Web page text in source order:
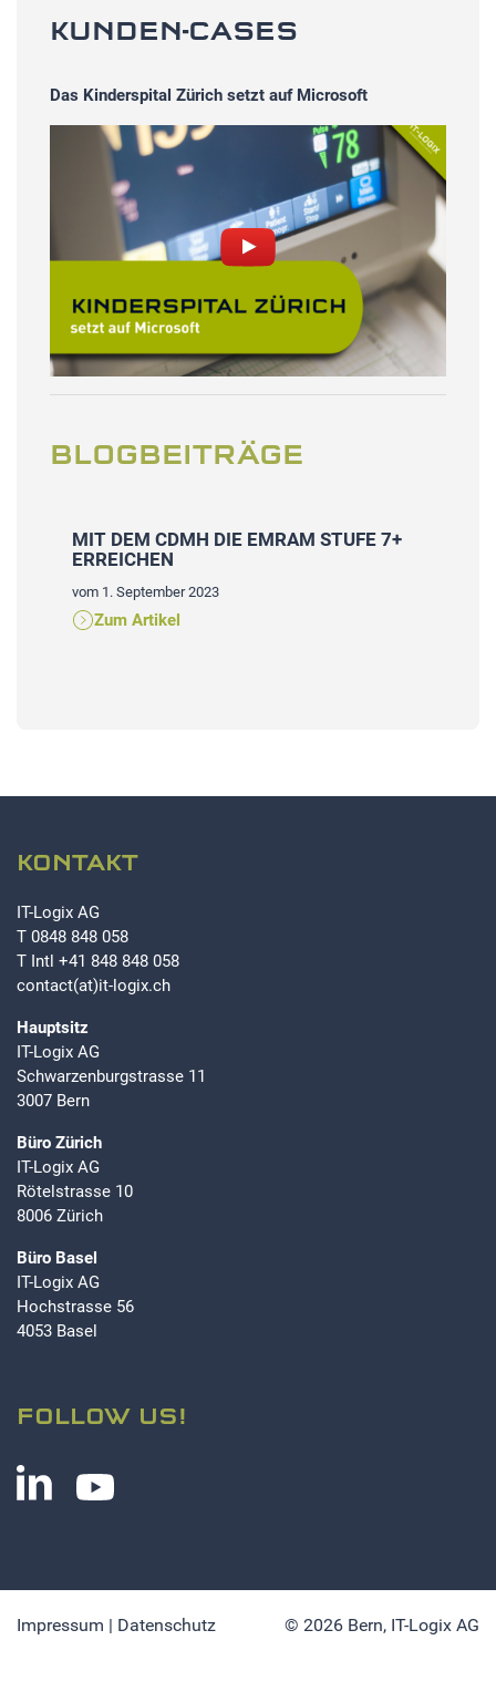
KUNDEN-CASES
Das Kinderspital Zürich setzt auf Microsoft
BLOGBEITRÄGE
MIT DEM CDMH DIE EMRAM STUFE 7+
ERREICHEN
vom 1. September 2023
Zum Artikel
KONTAKT
IT-Logix AG
T 0848 848 058
T Intl +41 848 848 058
contact(at)it-logix.ch
Hauptsitz
IT-Logix AG
Schwarzenburgstrasse 11
3007 Bern
Büro Zürich
IT-Logix AG
Rötelstrasse 10
8006 Zürich
Büro Basel
IT-Logix AG
Hochstrasse 56
4053 Basel
FOLLOW US!
Impressum | Datenschutz © 2026 Bern, IT-Logix AG